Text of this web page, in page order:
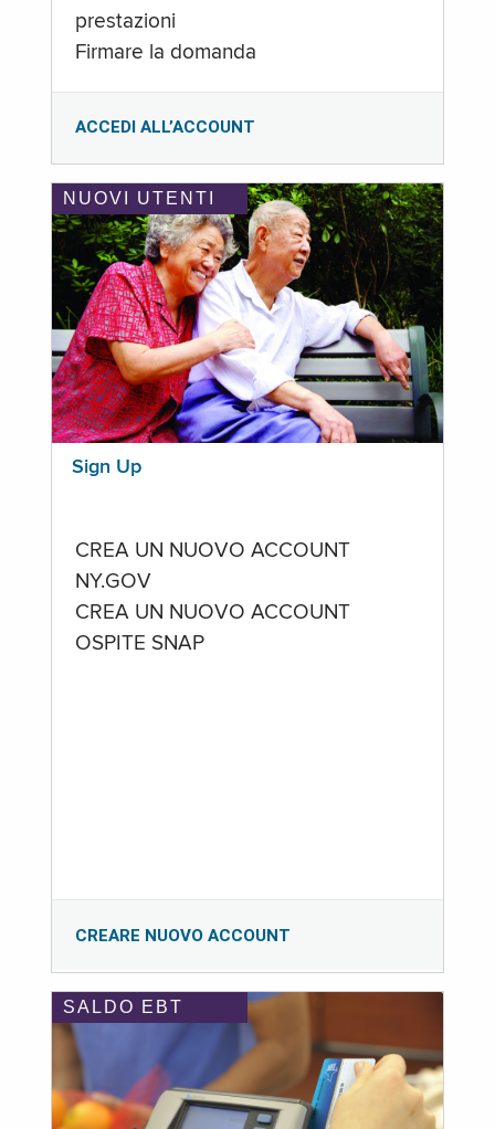
prestazioni
Firmare la domanda
ACCEDI ALL’ACCOUNT
NUOVI UTENTI
Sign Up
CREA UN NUOVO ACCOUNT
NY.GOV
CREA UN NUOVO ACCOUNT
OSPITE SNAP
CREARE NUOVO ACCOUNT
SALDO EBT